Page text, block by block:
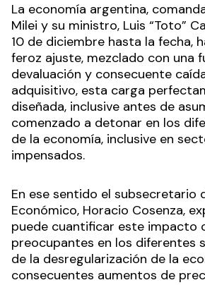
La economía argentina,
Milei y su ministro, Luis “Toto”
10 de diciembre hasta la fecha,
feroz ajuste, mezclado con una
devaluación y consecuente
adquisitivo, esta carga
diseñada, inclusive antes de
comenzado a detonar en los
de la economía, inclusive en
impensados.
En ese sentido el subsecretario
Económico, Horacio Cosenza,
puede cuantificar este impacto
preocupantes en los diferentes
de la desregularización de la
consecuentes aumentos de